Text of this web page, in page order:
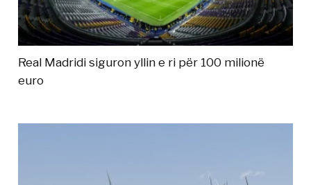
Real Madridi siguron yllin e ri për 100 milionë
euro